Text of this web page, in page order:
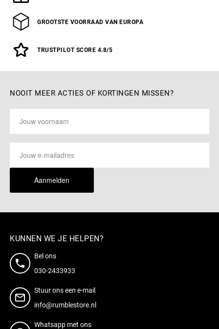
GROOTSTE VOORRAAD VAN EUROPA
TRUSTPILOT SCORE 4.8/5
NOOIT MEER ACTIES OF KORTINGEN MISSEN?
Aanmelden
KUNNEN WE JE HELPEN?
Bel ons
030-2433933
Stuur ons een e-mail
info@rumblestore.nl
Whatsapp met ons